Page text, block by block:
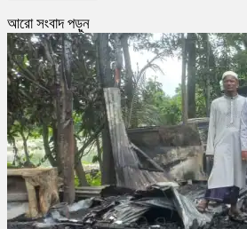
আরো সংবাদ পড়ুন